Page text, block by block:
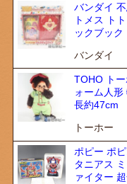
バンダイ
トメス ト
ックブック
バンダイ
TOHO ト
ォーム人
長約47cm
トーホー
ポピー ポ
タニアス
ァイター